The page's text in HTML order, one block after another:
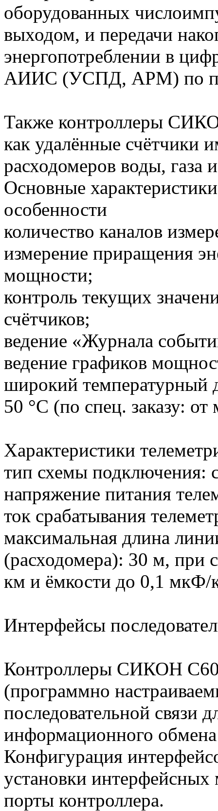
оборудованных
выходом, и передачи
энергопотреблении в
АИИС (УСПД, АРМ) по
Также контроллеры
как удалённые счётчики
расходомеров воды, газа
Основные
особенности
количество каналов
измерение приращения
мощности;
контроль текущих
счётчиков;
ведение «Журнала
ведение графиков
широкий температурный
50 °С (по спец. заказу:
Характеристики
тип схемы
напряжение питания
ток срабатывания
максимальная длина
(расходомера): 30 м, при
км и ёмкости до 0,1 мкФ/
Интерфейсы
Контроллеры СИКОН
(программно
последовательной связи
информационного
Конфигурация
установки
порты контроллера.